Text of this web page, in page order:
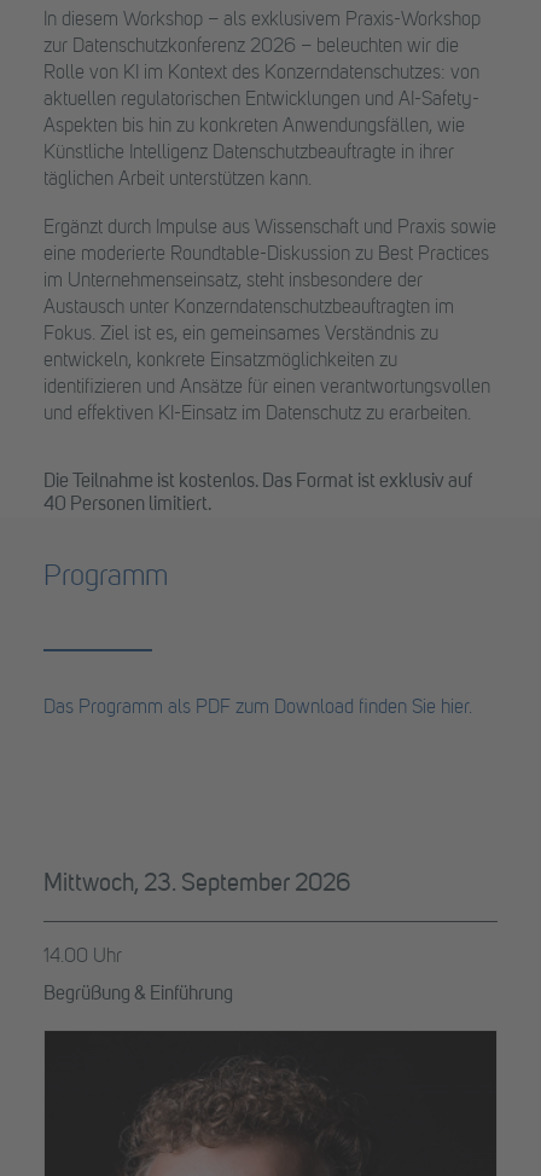
In diesem Workshop – als exklusivem Praxis-Workshop
zur Datenschutzkonferenz 2026 – beleuchten wir die
Rolle von KI im Kontext des Konzerndatenschutzes: von
aktuellen regulatorischen Entwicklungen und AI-Safety-
Aspekten bis hin zu konkreten Anwendungsfällen, wie
Künstliche Intelligenz Datenschutzbeauftragte in ihrer
täglichen Arbeit unterstützen kann.
Ergänzt durch Impulse aus Wissenschaft und Praxis sowie
eine moderierte Roundtable-Diskussion zu Best Practices
im Unternehmenseinsatz, steht insbesondere der
Austausch unter Konzerndatenschutzbeauftragten im
Fokus. Ziel ist es, ein gemeinsames Verständnis zu
entwickeln, konkrete Einsatzmöglichkeiten zu
identifizieren und Ansätze für einen verantwortungsvollen
und effektiven KI-Einsatz im Datenschutz zu erarbeiten.
Die Teilnahme ist kostenlos. Das Format ist exklusiv auf
40 Personen limitiert.
Programm
Das Programm als PDF zum Download finden Sie hier.
Mittwoch, 23. September 2026
14.00 Uhr
Begrüßung & Einführung